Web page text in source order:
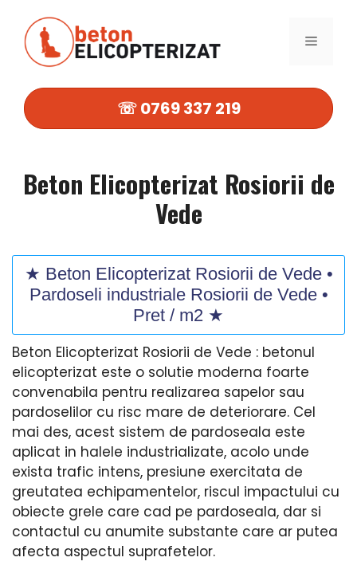
conținut
MENIU
☏ 0769 337 219
Beton Elicopterizat Rosiorii de
Vede
★ Beton Elicopterizat Rosiorii de Vede •
Pardoseli industriale Rosiorii de Vede •
Pret / m2 ★
Beton Elicopterizat Rosiorii de Vede : betonul
elicopterizat este o solutie moderna foarte
convenabila pentru realizarea sapelor sau
pardoselilor cu risc mare de deteriorare. Cel
mai des, acest sistem de pardoseala este
aplicat in halele industrializate, acolo unde
exista trafic intens, presiune exercitata de
greutatea echipamentelor, riscul impactului cu
obiecte grele care cad pe pardoseala, dar si
contactul cu anumite substante care ar putea
afecta aspectul suprafetelor.